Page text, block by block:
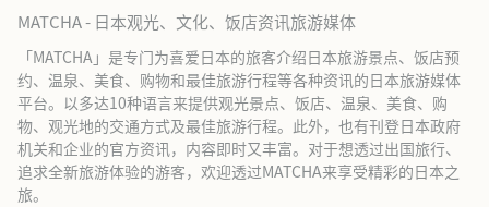
MATCHA - 日本观光、文化、饭店资讯旅游媒体
「MATCHA」是专门为喜爱日本的旅客介绍日本旅游景点、饭店预
约、温泉、美食、购物和最佳旅游行程等各种资讯的日本旅游媒体
平台。以多达10种语言来提供观光景点、饭店、温泉、美食、购
物、观光地的交通方式及最佳旅游行程。此外，也有刊登日本政府
机关和企业的官方资讯，内容即时又丰富。对于想透过出国旅行、
追求全新旅游体验的游客，欢迎透过MATCHA来享受精彩的日本之
旅。